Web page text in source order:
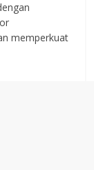
memperkuat